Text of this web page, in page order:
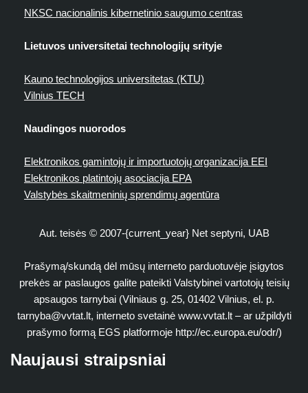
NKSC nacionalinis kibernetinio saugumo centras
Lietuvos universitetai technologijų srityje
Kauno technologijos universitetas (KTU)
Vilnius TECH
Naudingos nuorodos
Elektronikos gamintojų ir importuotojų organizacija EEI
Elektronikos platintojų asociacija EPA
Valstybės skaitmeninių sprendimų agentūra
Aut. teisės © 2007-{current_year} Net septyni, UAB
Prašymą/skundą dėl mūsų interneto parduotuvėje įsigytos
prekės ar paslaugos galite pateikti Valstybinei vartotojų teisių
apsaugos tarnybai (Vilniaus g. 25, 01402 Vilnius, el. p.
tarnyba@vvtat.lt, interneto svetainė www.vvtat.lt – ar užpildyti
prašymo formą EGS platformoje http://ec.europa.eu/odr/)
Naujausi straipsniai